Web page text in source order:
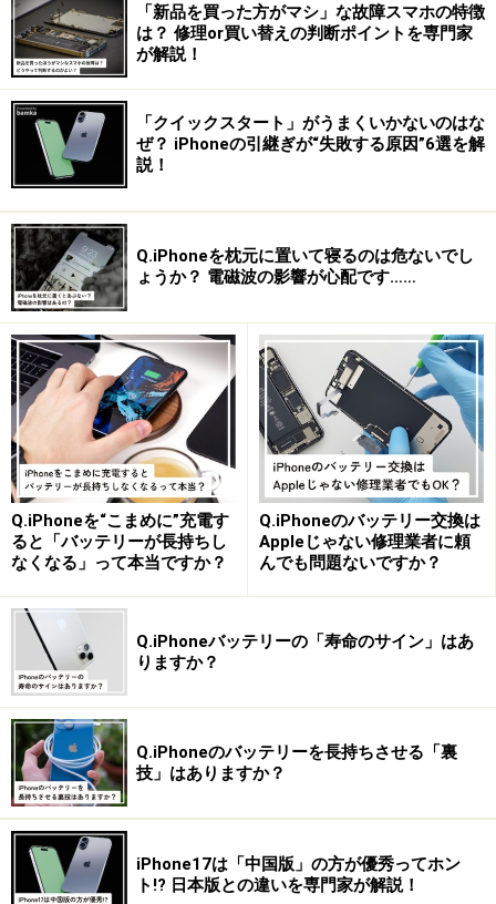
「新品を買った方がマシ」な故障スマホの特徴
は？ 修理or買い替えの判断ポイントを専門家
が解説！
「クイックスタート」がうまくいかないのはな
ぜ？ iPhoneの引継ぎが“失敗する原因”6選を解
説！
Q.iPhoneを枕元に置いて寝るのは危ないでし
ょうか？ 電磁波の影響が心配です……
Q.iPhoneを“こまめに”充電す
ると「バッテリーが長持ちし
なくなる」って本当ですか？
Q.iPhoneのバッテリー交換は
Appleじゃない修理業者に頼
んでも問題ないですか？
Q.iPhoneバッテリーの「寿命のサイン」はあ
りますか？
Q.iPhoneのバッテリーを長持ちさせる「裏
技」はありますか？
iPhone17は「中国版」の方が優秀ってホン
ト!? 日本版との違いを専門家が解説！